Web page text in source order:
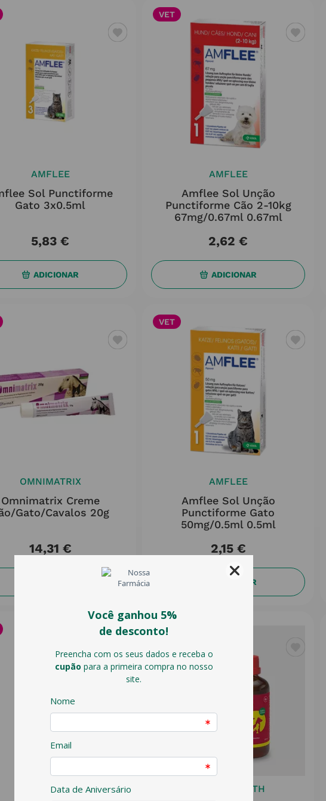
AMFLEE
Sol Punctiforme
Gato 3x0.5ml
5,83 €
ADICIONAR
VET
AMFLEE
Amflee Sol Unção
Punctiforme Cão 2-10kg
67mg/0.67ml 0.67ml
2,62 €
ADICIONAR
OMNIMATRIX
Omnimatrix Creme
gato/cavalos 20g
14,31 €
VET
AMFLEE
Amflee Sol Unção
Punctiforme Gato
50mg/0.5ml 0.5ml
2,15 €
ADICIONAR
AMFLEE
VET
ANIMA-STRATH